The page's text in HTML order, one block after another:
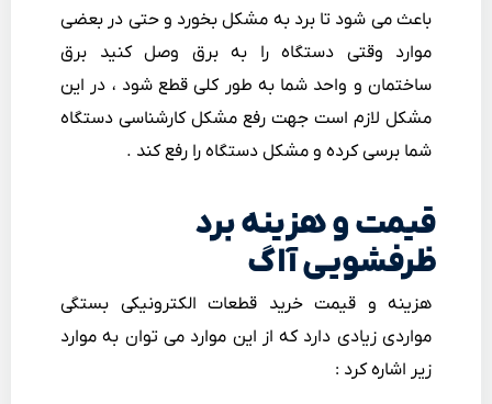
باعث می شود تا برد به مشکل بخورد و حتی در بعضی
موارد وقتی دستگاه را به برق وصل کنید برق
ساختمان و واحد شما به طور کلی قطع شود ، در این
مشکل لازم است جهت رفع مشکل کارشناسی دستگاه
شما برسی کرده و مشکل دستگاه را رفع کند .
قیمت و هزینه برد
ظرفشویی آاگ
هزینه و قیمت خرید قطعات الکترونیکی بستگی
مواردی زیادی دارد که از این موارد می توان به موارد
زیر اشاره کرد :